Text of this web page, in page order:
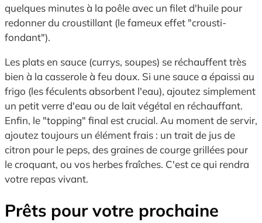
quelques minutes à la poêle avec un filet d'huile pour
redonner du croustillant (le fameux effet "crousti-
fondant").
Les plats en sauce (currys, soupes) se réchauffent très
bien à la casserole à feu doux. Si une sauce a épaissi au
frigo (les féculents absorbent l'eau), ajoutez simplement
un petit verre d'eau ou de lait végétal en réchauffant.
Enfin, le "topping" final est crucial. Au moment de servir,
ajoutez toujours un élément frais : un trait de jus de
citron pour le peps, des graines de courge grillées pour
le croquant, ou vos herbes fraîches. C'est ce qui rendra
votre repas vivant.
Prêts pour votre prochaine